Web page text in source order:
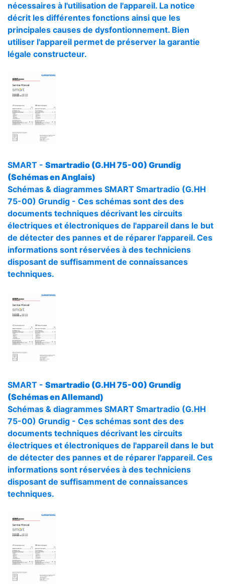
nécessaires à l'utilisation de l'appareil. La notice
décrit les différentes fonctions ainsi que les
principales causes de dysfontionnement. Bien
utiliser l'appareil permet de préserver la garantie
légale constructeur.
SMART - Smartradio (G.HH 75-00) Grundig
(Schémas en Anglais)
Schémas & diagrammes SMART Smartradio (G.HH
75-00) Grundig - Ces schémas sont des des
documents techniques décrivant les circuits
électriques et électroniques de l'appareil dans le but
de détecter des pannes et de réparer l'appareil. Ces
informations sont réservées à des techniciens
disposant de suffisamment de connaissances
techniques.
SMART - Smartradio (G.HH 75-00) Grundig
(Schémas en Allemand)
Schémas & diagrammes SMART Smartradio (G.HH
75-00) Grundig - Ces schémas sont des des
documents techniques décrivant les circuits
électriques et électroniques de l'appareil dans le but
de détecter des pannes et de réparer l'appareil. Ces
informations sont réservées à des techniciens
disposant de suffisamment de connaissances
techniques.